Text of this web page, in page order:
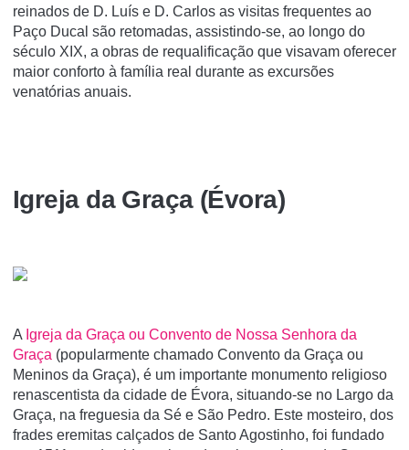
reinados de D. Luís e D. Carlos as visitas frequentes ao
Paço Ducal são retomadas, assistindo-se, ao longo do
século XIX, a obras de requalificação que visavam oferecer
maior conforto à família real durante as excursões
venatórias anuais.
Igreja da Graça (Évora)
A Igreja da Graça ou Convento de Nossa Senhora da
Graça (popularmente chamado Convento da Graça ou
Meninos da Graça), é um importante monumento religioso
renascentista da cidade de Évora, situando-se no Largo da
Graça, na freguesia da Sé e São Pedro. Este mosteiro, dos
frades eremitas calçados de Santo Agostinho, foi fundado